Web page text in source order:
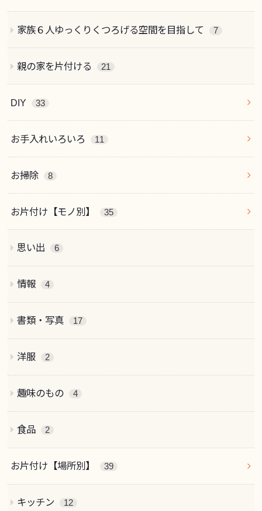
家族６人ゆっくりくつろげる空間を目指して 7
親の家を片付ける 21
DIY 33
お手入れいろいろ 11
お掃除 8
お片付け【モノ別】 35
思い出 6
情報 4
書類・写真 17
洋服 2
趣味のもの 4
食品 2
お片付け【場所別】 39
キッチン 12